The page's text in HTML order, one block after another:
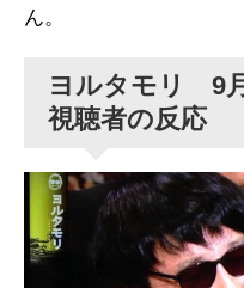
ん。
ヨルタモリ 9
視聴者の反応